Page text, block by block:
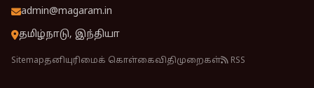
admin@magaram.in
தமிழ்நாடு, இந்தியா
Sitemapதனியுரிமைக் கொள்கைவிதிமுறைகள் RSS